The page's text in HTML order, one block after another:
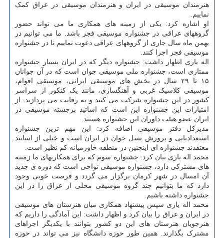
هنرمندان موسیقی در ایران و هنرمندان موسیقی در عراق کمک
نماییم.
او اشاره کرد: یکی از زمینه های همکاری ما می تواند حضور
گروههای عراقی در جشنواره موسیقی فجر باشد. ما می توانیم در
بهمن ماه سال جاری از گروههای عراقی دعوت نماییم تا در جشنواره
موسیقی فجر اجرا کنند.
اله یاری اظهار داشت: جشنواره دیگر که در ایران بسیار جشنواره
ممتازی است، جشنواره ملی موسیقی جوان است که در آن جوانان
۱۵ تا ۲۹ سال در بخش های موسیقی ایرانی، موسیقی اقوام،
موسیقی کلاسیک غربی و آهنگسازی، مانند یک کنکور از سراسر
کشور در این جشنواره شرکت می کنند و به رقابت می پردازند. از
امتیازات این جشنواره این است که اساتید برجسته موسیقی در
ایران عضو هیئت داوران این جشنواره هستند.
مدیرکل دفتر موسیقی اضافه کرد: این مهم ترین جشنواره
استعدادیابی و پرورش نسل جوان در ایران است و خیلی از اساتید
معتقدند جشنواره ای اینچنین در منطقه خاورمیانه کم نظیر است.
محمد اله یاری بیان کرد: جشنواره سوم که برای همکاریهای ما زمینه
های مشترکی دارد، جشنواره موسیقی نواحی است که دوره ی جدید
آن امسال در شهر کرمان برگزار می گردد و فرصت خوبی وجود
دارد که ما بتوانیم چند گروه موسیقی محلی از عراق را در این
جشنواره داشته باشیم.
محمد اله یاری سپس پیشنهاد همکاری میان هنرستان های موسیقی
در ایران و عراق را بیان کرد و اظهار داشت: این آمادگی را داریم که
هنرجویان هنرستان های این دو کشور بتوانند با یکدیگر اجراهای
مشترک بگذارند. همین طور حوزه دانشگاه نیز می تواند در حوزه